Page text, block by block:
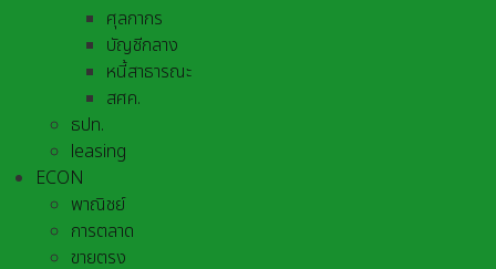
ศุลกากร
บัญชีกลาง
หนี้สาธารณะ
สศค.
ธปท.
leasing
ECON
พาณิชย์
การตลาด
ขายตรง